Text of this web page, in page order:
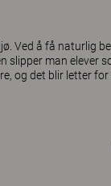
Ved å få naturlig
slipper man elever
og det blir letter for